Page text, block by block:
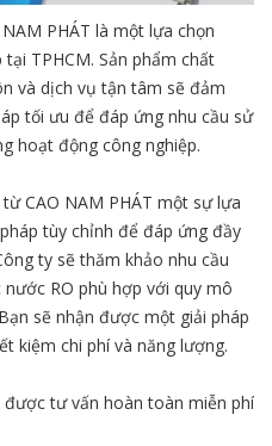
PHÁT là một lựa chọn
TPHCM. Sản phẩm chất
và dịch vụ tận tâm sẽ đảm
tối ưu để đáp ứng nhu cầu sử
hoạt động công nghiệp.
CAO NAM PHÁT một sự lựa
tùy chỉnh để đáp ứng đầy
ty sẽ thăm khảo nhu cầu
RO phù hợp với quy mô
sẽ nhận được một giải pháp
kiệm chi phí và năng lượng.
tư vấn hoàn toàn miễn phí